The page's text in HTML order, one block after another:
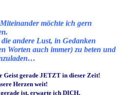
möchte ich gern
andere Lust, in Gedanken
Worten auch immer) zu beten und
Geist gerade JETZT in dieser Zeit!
Herzen weit!
ist, erwarte ich DICH,